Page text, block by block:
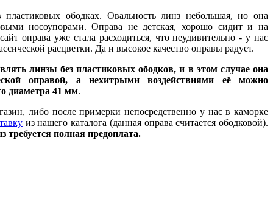
ободках. Овальность линз небольшая, но она
носоупорами. Оправа не детская, хорошо сидит и на
оправа уже стала расходиться, что неудивительно - у нас
расцветки. Да и высокое качество оправы радует.
линзы без пластиковых ободков, и в этом случае она
оправой, а нехитрыми воздействиями её можно
диаметра 41 мм.
либо после примерки непосредственно у нас в каморке
из нашего каталога (данная оправа считается ободковой).
требуется полная предоплата.